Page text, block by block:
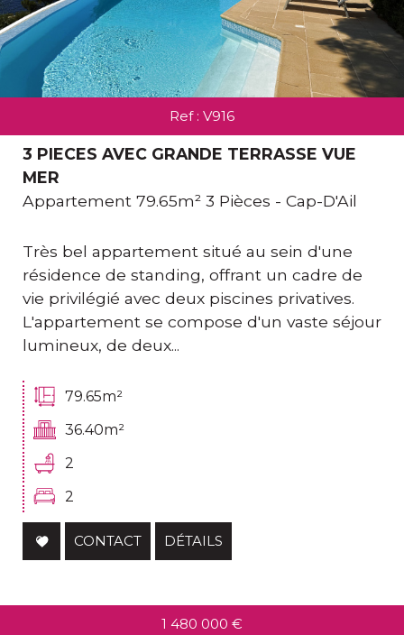
Ref : V916
3 PIECES AVEC GRANDE TERRASSE VUE
MER
Appartement 79.65m² 3 Pièces - Cap-D'Ail
Très bel appartement situé au sein d'une
résidence de standing, offrant un cadre de
vie privilégié avec deux piscines privatives.
L'appartement se compose d'un vaste séjour
lumineux, de deux...
79.65m²
36.40m²
2
2
CONTACT DÉTAILS
1 480 000 €